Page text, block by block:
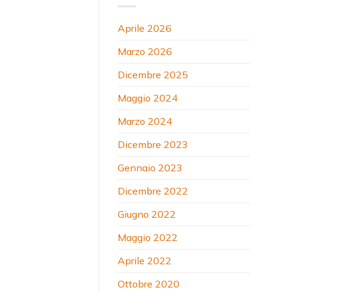
Aprile 2026
Marzo 2026
Dicembre 2025
Maggio 2024
Marzo 2024
Dicembre 2023
Gennaio 2023
Dicembre 2022
Giugno 2022
Maggio 2022
Aprile 2022
Ottobre 2020